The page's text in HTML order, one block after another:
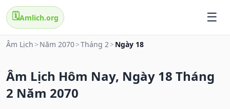
🗓️Amlich.org
Âm Lịch > Năm 2070>Tháng 2> Ngày 18
Âm Lịch Hôm Nay, Ngày 18 Tháng
2 Năm 2070